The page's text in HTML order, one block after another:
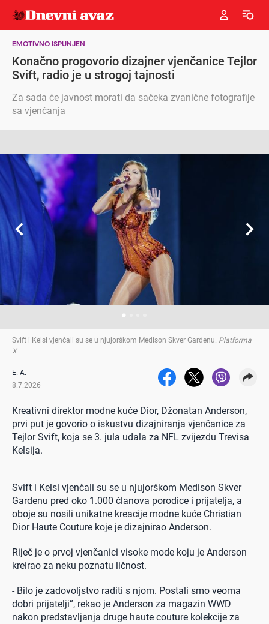
EMOTIVNO ISPUNJEN
Konačno progovorio dizajner vjenčanice Tejlor
Svift, radio je u strogoj tajnosti
Za sada će javnost morati da sačeka zvanične fotografije
sa vjenčanja
Svift i Kelsi vjenčali su se u njujorškom Medison Skver Gardenu. Platforma
X
E. A.
8.7.2026
Kreativni direktor modne kuće Dior, Džonatan Anderson,
prvi put je govorio o iskustvu dizajniranja vjenčanice za
Tejlor Svift, koja se 3. jula udala za NFL zvijezdu Trevisa
Kelsija.
Svift i Kelsi vjenčali su se u njujorškom Medison Skver
Gardenu pred oko 1.000 članova porodice i prijatelja, a
oboje su nosili unikatne kreacije modne kuće Christian
Dior Haute Couture koje je dizajnirao Anderson.
Riječ je o prvoj vjenčanici visoke mode koju je Anderson
kreirao za neku poznatu ličnost.
- Bilo je zadovoljstvo raditi s njom. Postali smo veoma
dobri prijatelji”, rekao je Anderson za magazin WWD
nakon predstavljanja druge haute couture kolekcije za